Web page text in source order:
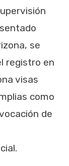
se
registro en
visas
como
de